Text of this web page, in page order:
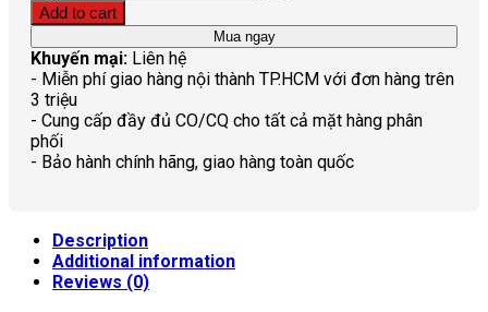
Add to cart
Mua ngay
Khuyến mại: Liên hệ
- Miễn phí giao hàng nội thành TP.HCM với đơn hàng trên
3 triệu
- Cung cấp đầy đủ CO/CQ cho tất cả mặt hàng phân
phối
- Bảo hành chính hãng, giao hàng toàn quốc
Description
Additional information
Reviews (0)